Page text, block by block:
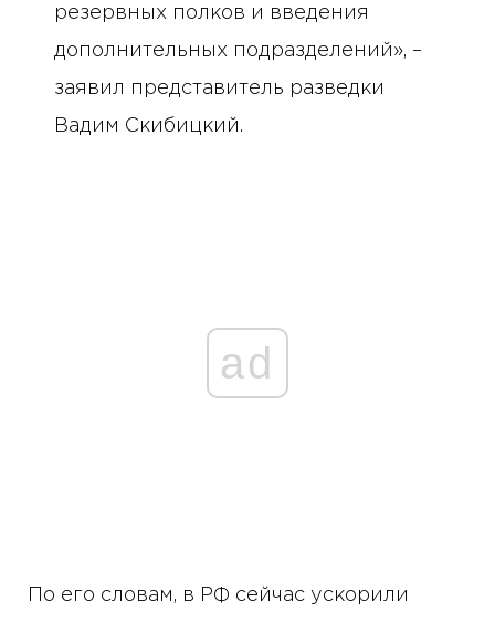
резервных полков и введения
дополнительных подразделений», –
заявил представитель разведки
Вадим Скибицкий.
ad
По его словам, в РФ сейчас ускорили